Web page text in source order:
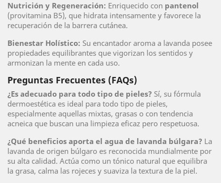
Nutrición y Regeneración: Enriquecido con pantenol
(provitamina B5), que hidrata intensamente y favorece la
recuperación de la barrera cutánea.
Bienestar Holístico: Su encantador aroma a lavanda posee
propiedades equilibrantes que vigorizan los sentidos y
armonizan la mente en cada uso.
Preguntas Frecuentes (FAQs)
¿Es adecuado para todo tipo de pieles? Sí, su fórmula
dermoestética es ideal para todo tipo de pieles,
especialmente aquellas mixtas, grasas o con tendencia
acneica que buscan una limpieza eficaz pero respetuosa.
¿Qué beneficios aporta el agua de lavanda búlgara? La
lavanda de origen búlgaro es reconocida mundialmente por
su alta calidad. Actúa como un tónico natural que equilibra
la grasa, calma las rojeces y suaviza la textura de la piel.